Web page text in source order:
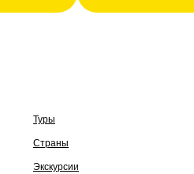
Туры
Страны
Экскурсии